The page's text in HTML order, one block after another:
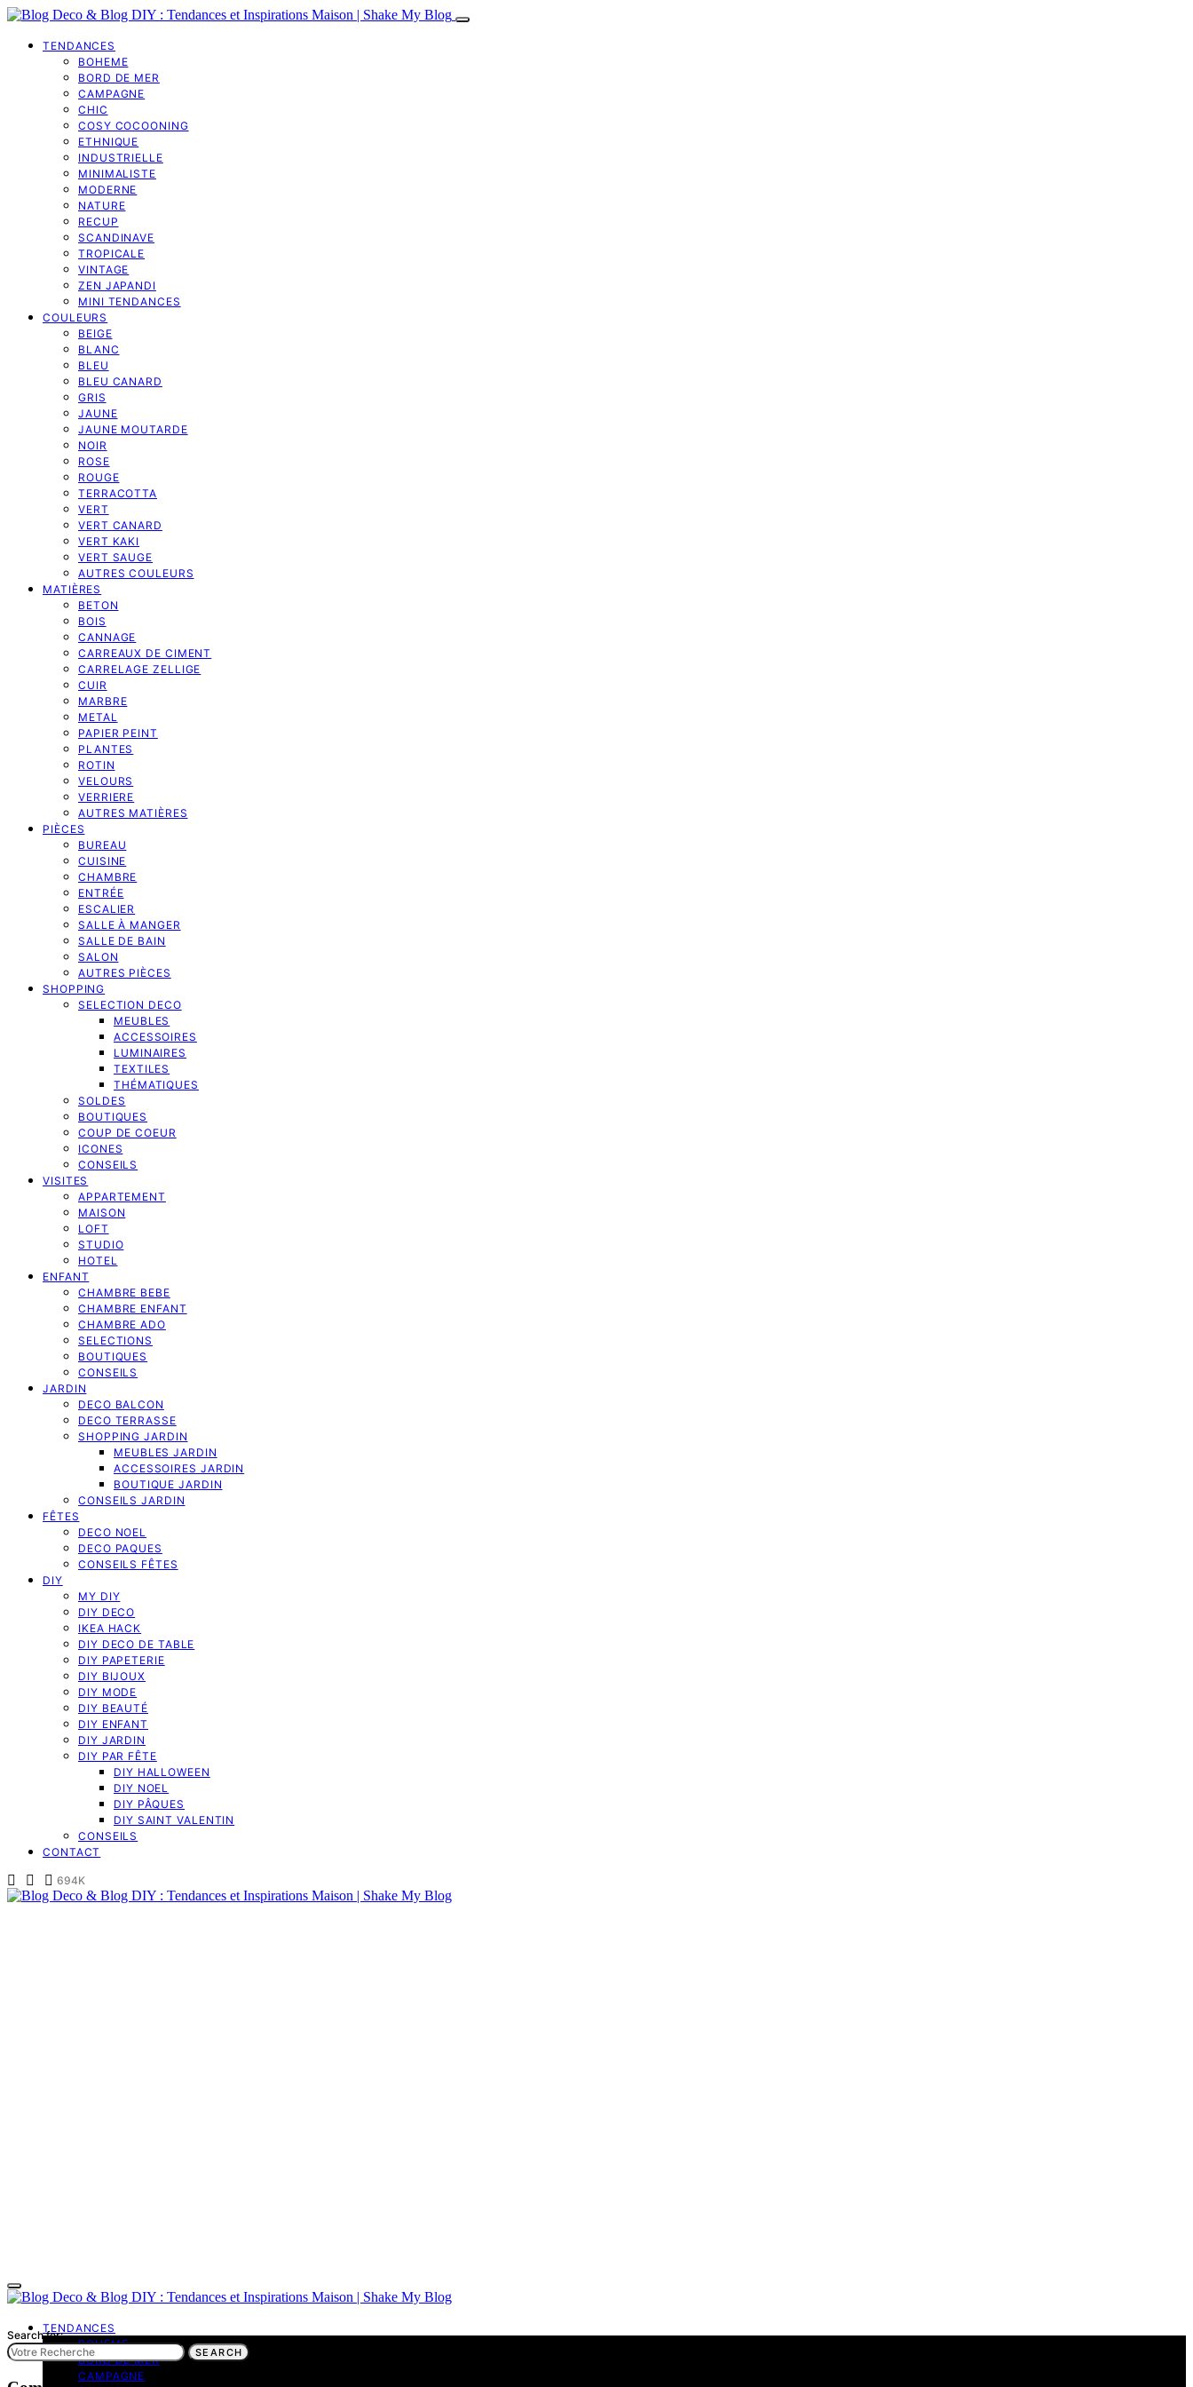
TENDANCES
BOHEME
BORD DE MER
CAMPAGNE
CHIC
COSY COCOONING
ETHNIQUE
INDUSTRIELLE
MINIMALISTE
MODERNE
NATURE
RECUP
SCANDINAVE
TROPICALE
VINTAGE
ZEN JAPANDI
MINI TENDANCES
COULEURS
BEIGE
BLANC
BLEU
BLEU CANARD
GRIS
JAUNE
JAUNE MOUTARDE
NOIR
ROSE
ROUGE
TERRACOTTA
VERT
VERT CANARD
VERT KAKI
VERT SAUGE
AUTRES COULEURS
MATIÈRES
BETON
BOIS
CANNAGE
CARREAUX DE CIMENT
CARRELAGE ZELLIGE
CUIR
MARBRE
METAL
PAPIER PEINT
PLANTES
ROTIN
VELOURS
VERRIERE
AUTRES MATIÈRES
PIÈCES
BUREAU
CUISINE
CHAMBRE
ENTRÉE
ESCALIER
SALLE À MANGER
SALLE DE BAIN
SALON
AUTRES PIÈCES
SHOPPING
SELECTION DECO
MEUBLES
ACCESSOIRES
LUMINAIRES
TEXTILES
THÉMATIQUES
SOLDES
BOUTIQUES
COUP DE COEUR
ICONES
CONSEILS
VISITES
APPARTEMENT
MAISON
LOFT
STUDIO
HOTEL
ENFANT
CHAMBRE BEBE
CHAMBRE ENFANT
CHAMBRE ADO
SELECTIONS
BOUTIQUES
CONSEILS
JARDIN
DECO BALCON
DECO TERRASSE
SHOPPING JARDIN
MEUBLES JARDIN
ACCESSOIRES JARDIN
BOUTIQUE JARDIN
CONSEILS JARDIN
FÊTES
DECO NOEL
DECO PAQUES
CONSEILS FÊTES
DIY
MY DIY
DIY DECO
IKEA HACK
DIY DECO DE TABLE
DIY PAPETERIE
DIY BIJOUX
DIY MODE
DIY BEAUTÉ
DIY ENFANT
DIY JARDIN
DIY PAR FÊTE
DIY HALLOWEEN
DIY NOEL
DIY PÂQUES
DIY SAINT VALENTIN
CONSEILS
CONTACT
694K
TENDANCES
BOHEME
BORD DE MER
CAMPAGNE
Search for:
SEARCH